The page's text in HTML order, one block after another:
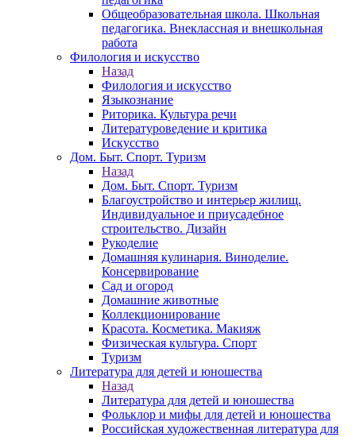
Общеобразовательная школа. Школьная
педагогика. Внеклассная и внешкольная
работа
Филология и искусство
Назад
Филология и искусство
Языкознание
Риторика. Культура речи
Литературоведение и критика
Искусство
Дом. Быт. Спорт. Туризм
Назад
Дом. Быт. Спорт. Туризм
Благоустройство и интерьер жилищ.
Индивидуальное и приусадебное
строительство. Дизайн
Рукоделие
Домашняя кулинария. Виноделие.
Консервирование
Сад и огород
Домашние животные
Коллекционирование
Красота. Косметика. Макияж
Физическая культура. Спорт
Туризм
Литература для детей и юношества
Назад
Литература для детей и юношества
Фольклор и мифы для детей и юношества
Российская художественная литература для